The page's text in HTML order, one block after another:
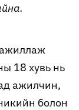
18 хувь нь
ажилчин,
болон